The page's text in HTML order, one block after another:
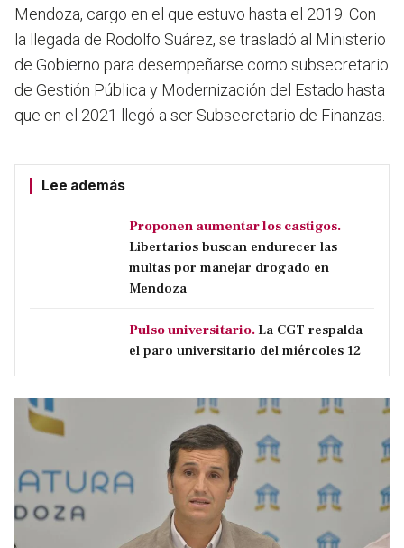
Mendoza, cargo en el que estuvo hasta el 2019. Con
la llegada de Rodolfo Suárez, se trasladó al Ministerio
de Gobierno para desempeñarse como subsecretario
de Gestión Pública y Modernización del Estado hasta
que en el 2021 llegó a ser Subsecretario de Finanzas.
Lee además
Proponen aumentar los castigos.
Libertarios buscan endurecer las
multas por manejar drogado en
Mendoza
Pulso universitario. La CGT respalda
el paro universitario del miércoles 12